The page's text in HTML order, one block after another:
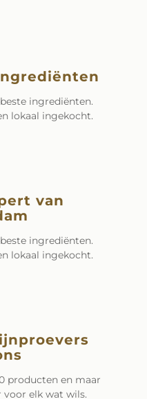
ingrediënten.
lokaal ingekocht.
van
ingrediënten.
lokaal ingekocht.
producten en maar
voor elk wat wils.